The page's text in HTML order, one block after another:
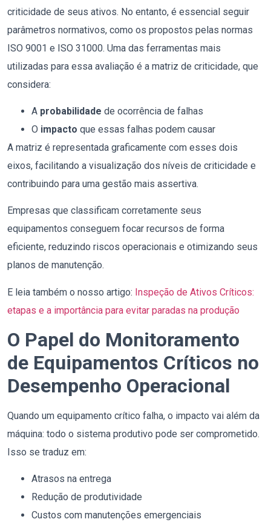
criticidade de seus ativos. No entanto, é essencial seguir
parâmetros normativos, como os propostos pelas normas
ISO 9001 e ISO 31000. Uma das ferramentas mais
utilizadas para essa avaliação é a matriz de criticidade, que
considera:
A probabilidade de ocorrência de falhas
O impacto que essas falhas podem causar
A matriz é representada graficamente com esses dois
eixos, facilitando a visualização dos níveis de criticidade e
contribuindo para uma gestão mais assertiva.
Empresas que classificam corretamente seus
equipamentos conseguem focar recursos de forma
eficiente, reduzindo riscos operacionais e otimizando seus
planos de manutenção.
E leia também o nosso artigo: Inspeção de Ativos Críticos:
etapas e a importância para evitar paradas na produção
O Papel do Monitoramento
de Equipamentos Críticos no
Desempenho Operacional
Quando um equipamento crítico falha, o impacto vai além da
máquina: todo o sistema produtivo pode ser comprometido.
Isso se traduz em:
Atrasos na entrega
Redução de produtividade
Custos com manutenções emergenciais